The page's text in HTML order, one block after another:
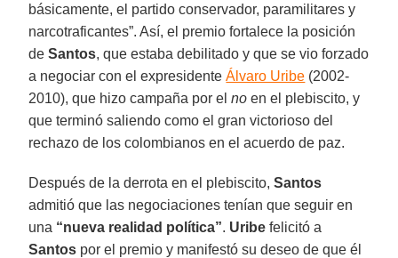
básicamente, el partido conservador, paramilitares y
narcotraficantes”. Así, el premio fortalece la posición
deSantos, que estaba debilitado y que se vio forzado
a negociar con el expresidenteÁlvaro Uribe (2002-
2010), que hizo campaña por elno en el plebiscito, y
que terminó saliendo como el gran victorioso del
rechazo de los colombianos en el acuerdo de paz.
Después de la derrota en el plebiscito,Santos
admitió que las negociaciones tenían que seguir en
una “nueva realidad política”. Uribe felicitó a
Santos por el premio y manifestó su deseo de que él